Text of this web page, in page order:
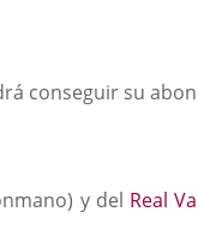
conseguir su
y del Real